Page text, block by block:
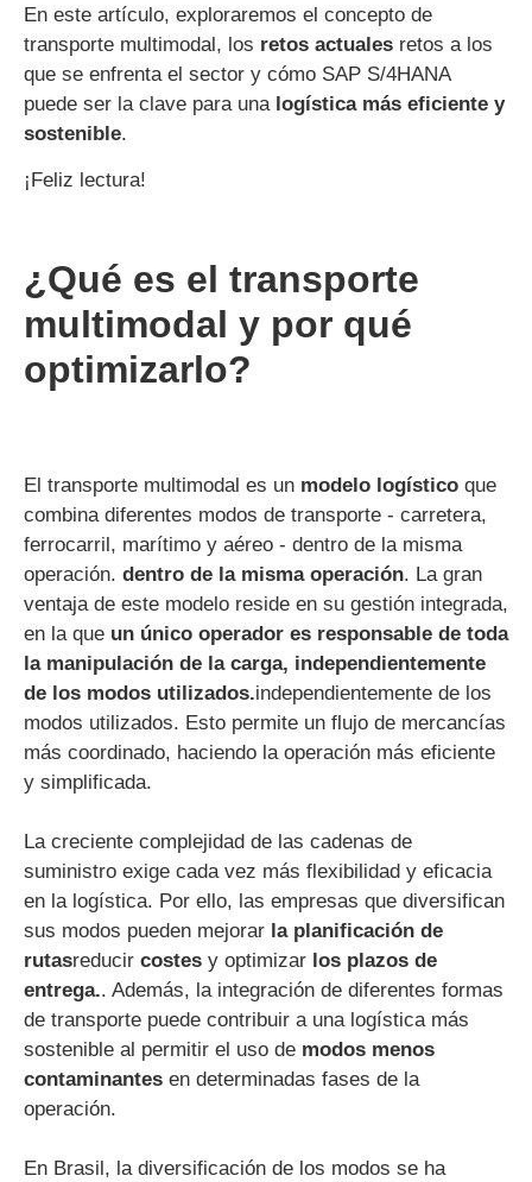
En este artículo, exploraremos el concepto de
transporte multimodal, los retos actuales retos a los
que se enfrenta el sector y cómo SAP S/4HANA
puede ser la clave para una logística más eficiente y
sostenible.
¡Feliz lectura!
¿Qué es el transporte
multimodal y por qué
optimizarlo?
El transporte multimodal es un modelo logístico que
combina diferentes modos de transporte - carretera,
ferrocarril, marítimo y aéreo - dentro de la misma
operación. dentro de la misma operación. La gran
ventaja de este modelo reside en su gestión integrada,
en la que un único operador es responsable de toda
la manipulación de la carga, independientemente
de los modos utilizados.independientemente de los
modos utilizados. Esto permite un flujo de mercancías
más coordinado, haciendo la operación más eficiente
y simplificada.
La creciente complejidad de las cadenas de
suministro exige cada vez más flexibilidad y eficacia
en la logística. Por ello, las empresas que diversifican
sus modos pueden mejorar la planificación de
rutasreducir costes y optimizar los plazos de
entrega.. Además, la integración de diferentes formas
de transporte puede contribuir a una logística más
sostenible al permitir el uso de modos menos
contaminantes en determinadas fases de la
operación.
En Brasil, la diversificación de los modos se ha